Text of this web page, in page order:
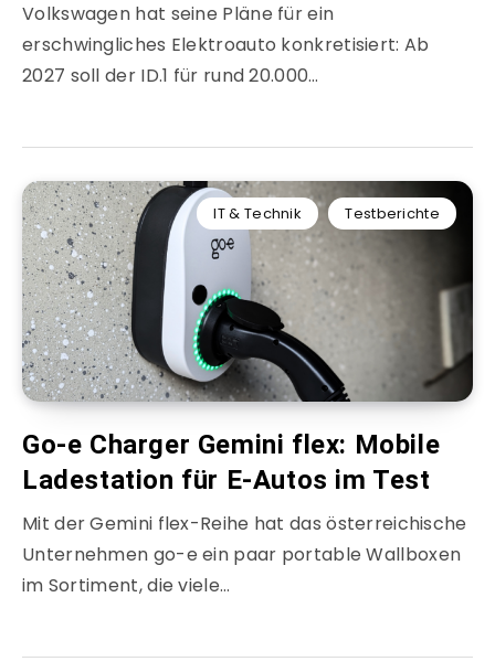
Volkswagen hat seine Pläne für ein
erschwingliches Elektroauto konkretisiert: Ab
2027 soll der ID.1 für rund 20.000…
IT & Technik Testberichte
Go-e Charger Gemini flex: Mobile
Ladestation für E-Autos im Test
Mit der Gemini flex-Reihe hat das österreichische
Unternehmen go-e ein paar portable Wallboxen
im Sortiment, die viele…